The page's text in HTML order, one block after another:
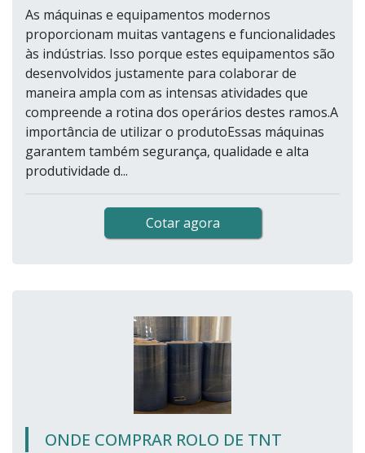
As máquinas e equipamentos modernos
proporcionam muitas vantagens e funcionalidades
às indústrias. Isso porque estes equipamentos são
desenvolvidos justamente para colaborar de
maneira ampla com as intensas atividades que
compreende a rotina dos operários destes ramos.A
importância de utilizar o produtoEssas máquinas
garantem também segurança, qualidade e alta
produtividade d...
Cotar agora
ONDE COMPRAR ROLO DE TNT